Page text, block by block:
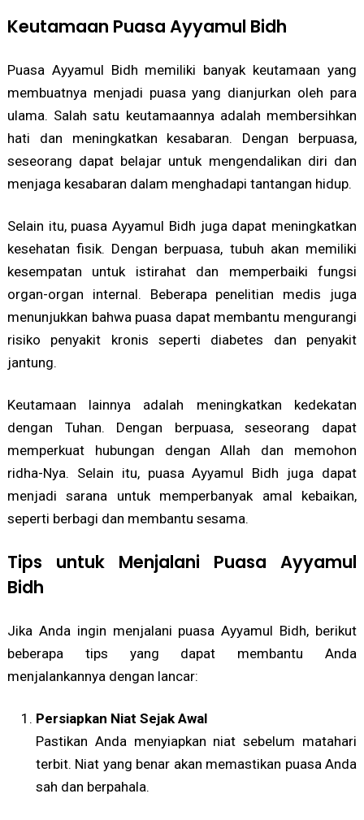
Keutamaan Puasa Ayyamul Bidh
Puasa Ayyamul Bidh memiliki banyak keutamaan yang
membuatnya menjadi puasa yang dianjurkan oleh para
ulama. Salah satu keutamaannya adalah membersihkan
hati dan meningkatkan kesabaran. Dengan berpuasa,
seseorang dapat belajar untuk mengendalikan diri dan
menjaga kesabaran dalam menghadapi tantangan hidup.
Selain itu, puasa Ayyamul Bidh juga dapat meningkatkan
kesehatan fisik. Dengan berpuasa, tubuh akan memiliki
kesempatan untuk istirahat dan memperbaiki fungsi
organ-organ internal. Beberapa penelitian medis juga
menunjukkan bahwa puasa dapat membantu mengurangi
risiko penyakit kronis seperti diabetes dan penyakit
jantung.
Keutamaan lainnya adalah meningkatkan kedekatan
dengan Tuhan. Dengan berpuasa, seseorang dapat
memperkuat hubungan dengan Allah dan memohon
ridha-Nya. Selain itu, puasa Ayyamul Bidh juga dapat
menjadi sarana untuk memperbanyak amal kebaikan,
seperti berbagi dan membantu sesama.
Tips untuk Menjalani Puasa Ayyamul
Bidh
Jika Anda ingin menjalani puasa Ayyamul Bidh, berikut
beberapa tips yang dapat membantu Anda
menjalankannya dengan lancar:
Persiapkan Niat Sejak Awal
Pastikan Anda menyiapkan niat sebelum matahari
terbit. Niat yang benar akan memastikan puasa Anda
sah dan berpahala.